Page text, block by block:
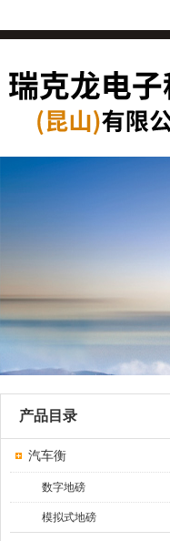
产品目录
汽车衡
数字地磅
模拟式地磅